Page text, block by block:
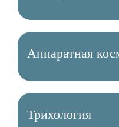
Аппаратная
Трихология